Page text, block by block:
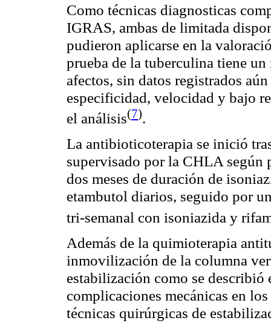
Como técnicas diagnosticas
IGRAS, ambas de limitada
pudieron aplicarse en la
prueba de la tuberculina tiene
afectos, sin datos registrados
especificidad, velocidad y bajo
el análisis(7).
La antibioticoterapia se inició
supervisado por la CHLA según
dos meses de duración de
etambutol diarios, seguido por
tri-semanal con isoniazida y
Además de la quimioterapia
inmovilización de la columna
estabilización como se describió
complicaciones mecánicas en
técnicas quirúrgicas de